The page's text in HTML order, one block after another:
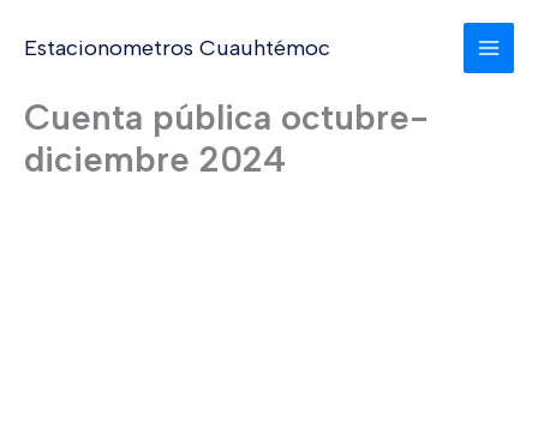
Estacionometros Cuauhtémoc
Cuenta pública octubre-
diciembre 2024